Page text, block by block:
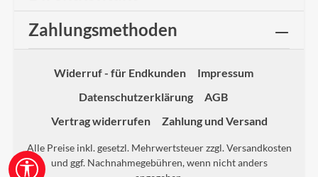
Zahlungsmethoden
Widerruf - für Endkunden
Impressum
Datenschutzerklärung
AGB
Vertrag widerrufen
Zahlung und Versand
Alle Preise inkl. gesetzl. Mehrwertsteuer zzgl.Versandkosten
und ggf. Nachnahmegebühren, wenn nicht anders
Werkzeugleiste anzeigen